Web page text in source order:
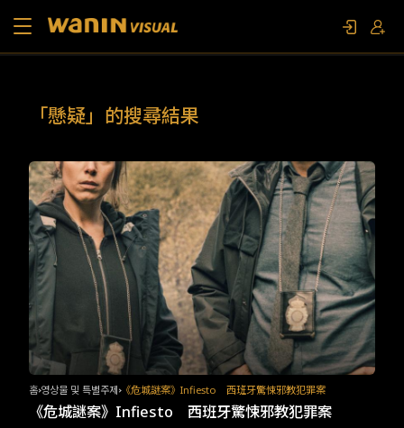
영상물 및 특별주제
문의하기
팬 이벤트
TW EN JP KR
「懸疑」的搜尋結果
홈 영상물 및 특별주제 《危城謎案》Infiesto 西班牙驚悚邪教犯罪案
《危城謎案》Infiesto 西班牙驚悚邪教犯罪案